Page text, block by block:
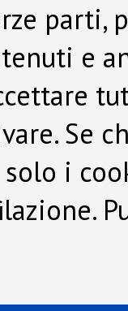
parti,
e
Se
i